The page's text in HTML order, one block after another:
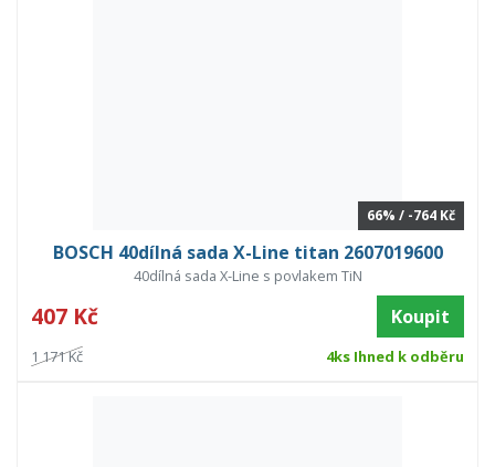
66% / -764 Kč
BOSCH 40dílná sada X-Line titan 2607019600
40dílná sada X-Line s povlakem TiN
407 Kč Koupit
1 171 Kč 4ks Ihned k odběru